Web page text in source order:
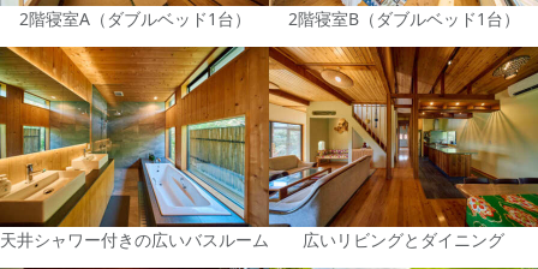
2階寝室A（ダブルベッド1台） 2階寝室B（ダブルベッド1台）
天井シャワー付きの広いバスルーム 広いリビングとダイニング